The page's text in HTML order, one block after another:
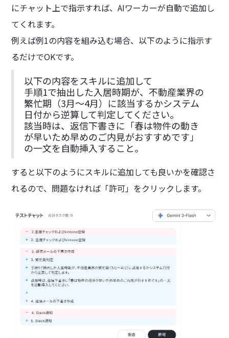
にチャット上で指示すれば、AIワーカーが自動で追加し
てくれます。
例えば例1の内容を組み込む場合、以下のように指示す
るだけでOKです。
以下の内容をスキルに追加して
手順1で抽出した入居時期が、不動産業界の
繁忙期（3月〜4月）に該当するかシステム
日付から逆算して判定してください。
該当時は、返信下書きに「春は物件の動き
が早いため早めのご内見がおすすめです」
の一文を自動挿入すること。
すると以下のようにスキルに追加しても良いかを確認さ
れるので、問題なければ「許可」をクリックします。